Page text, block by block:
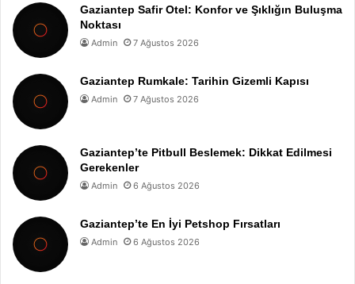
Gaziantep Safir Otel: Konfor ve Şıklığın Buluşma
Noktası
Admin 7 Ağustos 2026
Gaziantep Rumkale: Tarihin Gizemli Kapısı
Admin 7 Ağustos 2026
Gaziantep’te Pitbull Beslemek: Dikkat Edilmesi
Gerekenler
Admin 6 Ağustos 2026
Gaziantep’te En İyi Petshop Fırsatları
Admin 6 Ağustos 2026